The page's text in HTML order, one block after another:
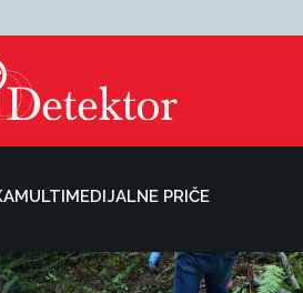
MULTIMEDIJALNE PRIČE